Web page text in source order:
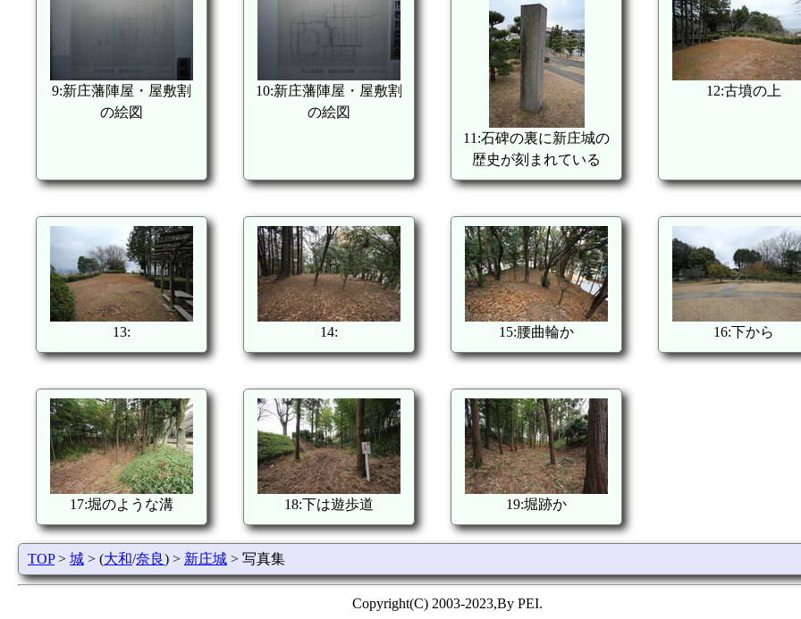
9:新庄藩陣屋・屋敷割
の絵図
10:新庄藩陣屋・屋敷割
の絵図
11:石碑の裏に新庄城の
歴史が刻まれている
12:古墳の上
13: 14: 15:腰曲輪か 16:下から
17:堀のような溝 18:下は遊歩道 19:堀跡か
TOP> 城 > (大和/奈良) > 新庄城 > 写真集
Copyright(C) 2003-2023,By PEI.